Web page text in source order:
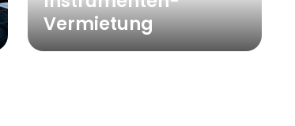
Vermietung